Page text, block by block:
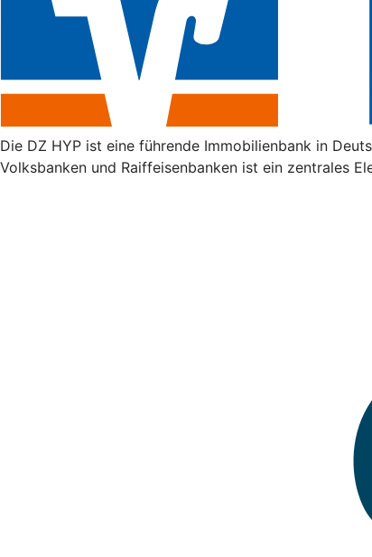
Die DZ HYP ist eine führende Immobilienbank in
Volksbanken und Raiffeisenbanken ist ein zentrales